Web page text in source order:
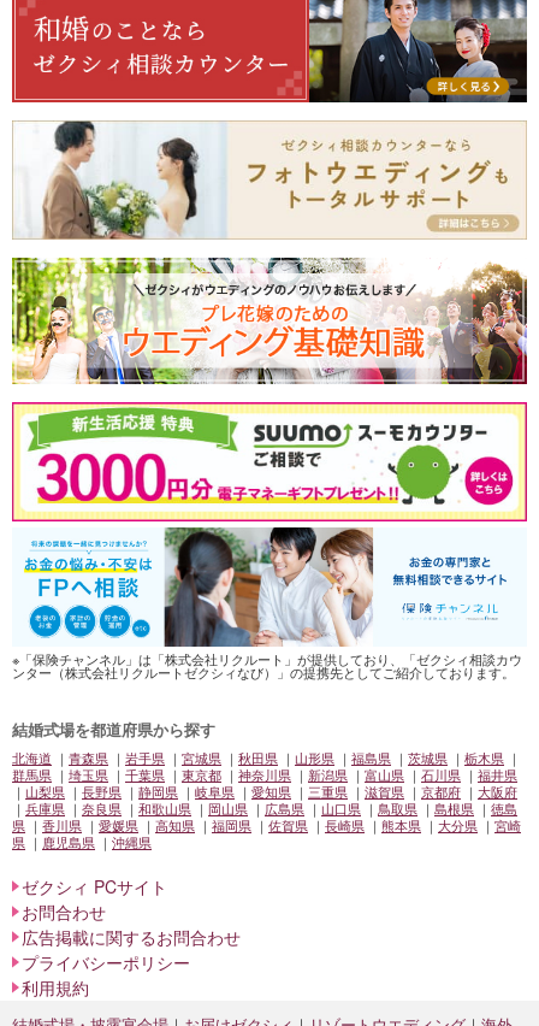
※「保険チャンネル」は「株式会社リクルート」が提供しており、「ゼクシィ相談カウ
ンター（株式会社リクルートゼクシィなび）」の提携先としてご紹介しております。
結婚式場を都道府県から探す
北海道 青森県 岩手県 宮城県 秋田県 山形県 福島県 茨城県
栃木県
群馬県
埼玉県 千葉県 東京都 神奈川県 新潟県 富山県 石川県
福井県
山梨県
長野県 静岡県 岐阜県 愛知県 三重県 滋賀県 京都府
大阪府
兵庫県
奈良県 和歌山県 岡山県 広島県 山口県 鳥取県 島根県
徳島
県
香川県 愛媛県 高知県 福岡県 佐賀県 長崎県 熊本県 大分県
宮崎
県
鹿児島県 沖縄県
ゼクシィ PCサイト
お問合わせ
広告掲載に関するお問合わせ
プライバシーポリシー
利用規約